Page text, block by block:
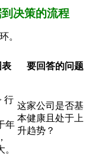
决策的流程
。
表 要回答的问题
行
年
这家公司是否基
本健康且处于上
升趋势？